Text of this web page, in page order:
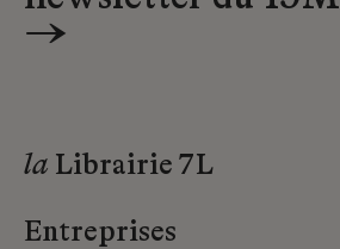
→
la Librairie 7L
Entreprises